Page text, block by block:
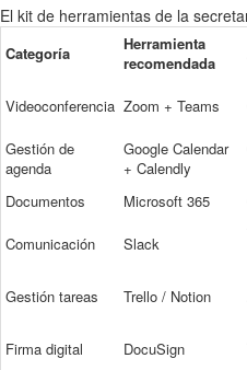
El kit de herramientas de la
Categoría
Herramienta
recomendada
Videoconferencia Zoom + Teams
Gestión de
agenda
Google Calendar
+ Calendly
Documentos
Microsoft 365
Comunicación Slack
Gestión tareas Trello / Notion
Firma digital DocuSign